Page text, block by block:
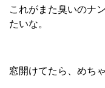
これがまた臭いのナ
たいな。
窓開けてたら、めち